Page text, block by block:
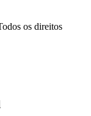
os direitos